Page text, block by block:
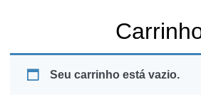
Seu carrinho está vazio.